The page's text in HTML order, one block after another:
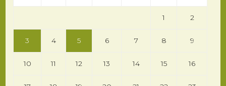
1 2
3 4 5 6 7 8 9
10 11 12 13 14 15 16